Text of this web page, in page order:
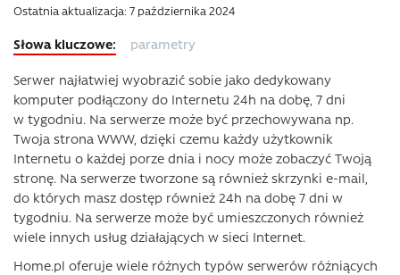
Ostatnia aktualizacja: 7 października 2024
parametry
Serwer najłatwiej wyobrazić sobie jako dedykowany
komputer podłączony do Internetu 24h na dobę, 7 dni
w tygodniu. Na serwerze może być przechowywana np.
Twoja strona WWW, dzięki czemu każdy użytkownik
Internetu o każdej porze dnia i nocy może zobaczyć Twoją
stronę. Na serwerze tworzone są również skrzynki e-mail,
do których masz dostęp również 24h na dobę 7 dni w
tygodniu. Na serwerze może być umieszczonych również
wiele innych usług działających w sieci Internet.
Home.pl oferuje wiele różnych typów serwerów różniących